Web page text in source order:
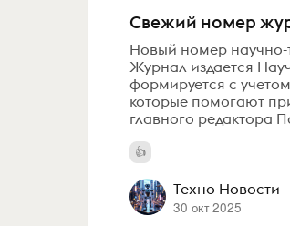
Свежий номер
Новый номер научно-
Журнал издается
формируется с
которые помогают
главного редактора
Техно Новости
30 окт 2025